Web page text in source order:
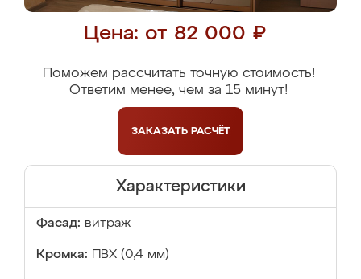
Цена: от 82 000 ₽
Поможем рассчитать точную стоимость!
Ответим менее, чем за 15 минут!
ЗАКАЗАТЬ РАСЧЁТ
Характеристики
Фасад: витраж
Кромка: ПВХ (0,4 мм)